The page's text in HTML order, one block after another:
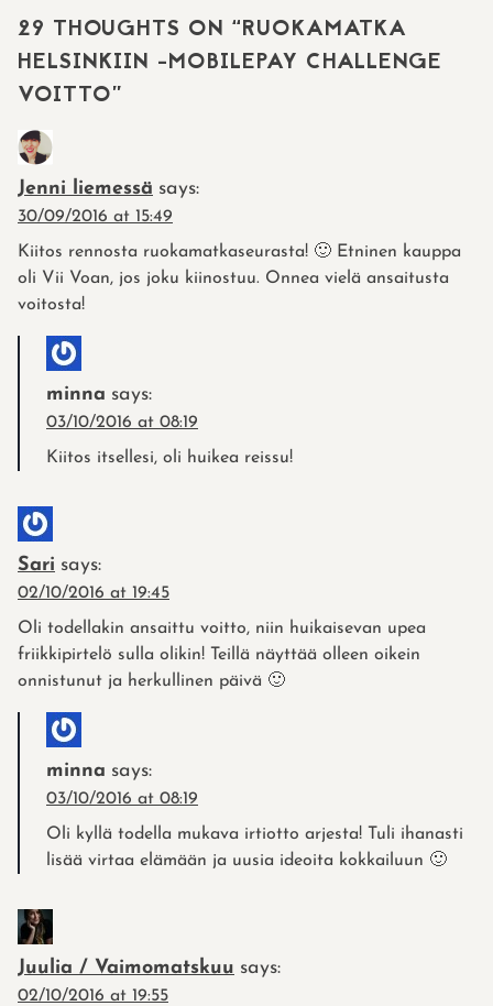
29 THOUGHTS ON “RUOKAMATKA
HELSINKIIN -MOBILEPAY CHALLENGE
VOITTO”
Jenni liemessä says:
30/09/2016 at 15:49
Kiitos rennosta ruokamatkaseurasta! 🙂 Etninen kauppa
oli Vii Voan, jos joku kiinostuu. Onnea vielä ansaitusta
voitosta!
minna says:
03/10/2016 at 08:19
Kiitos itsellesi, oli huikea reissu!
Sari says:
02/10/2016 at 19:45
Oli todellakin ansaittu voitto, niin huikaisevan upea
friikkipirtelö sulla olikin! Teillä näyttää olleen oikein
onnistunut ja herkullinen päivä 🙂
minna says:
03/10/2016 at 08:19
Oli kyllä todella mukava irtiotto arjesta! Tuli ihanasti
lisää virtaa elämään ja uusia ideoita kokkailuun 🙂
Juulia / Vaimomatskuu says:
02/10/2016 at 19:55